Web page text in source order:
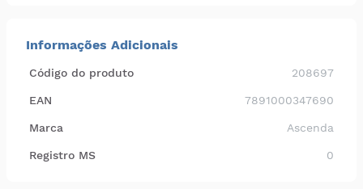
Informações Adicionais
Código do produto 208697
EAN 7891000347690
Marca Ascenda
Registro MS 0